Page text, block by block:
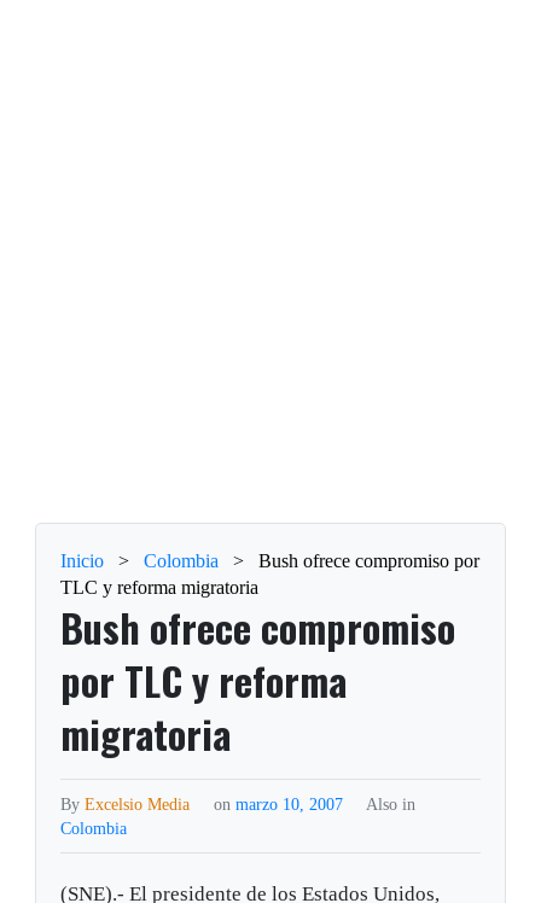
Inicio > Colombia >
Bush ofrece compromiso por
TLC y reforma migratoria
Bush ofrece compromiso
por TLC y reforma
migratoria
ByExcelsio Media on marzo 10, 2007
Also in
Colombia
(SNE).- El presidente de los Estados Unidos,